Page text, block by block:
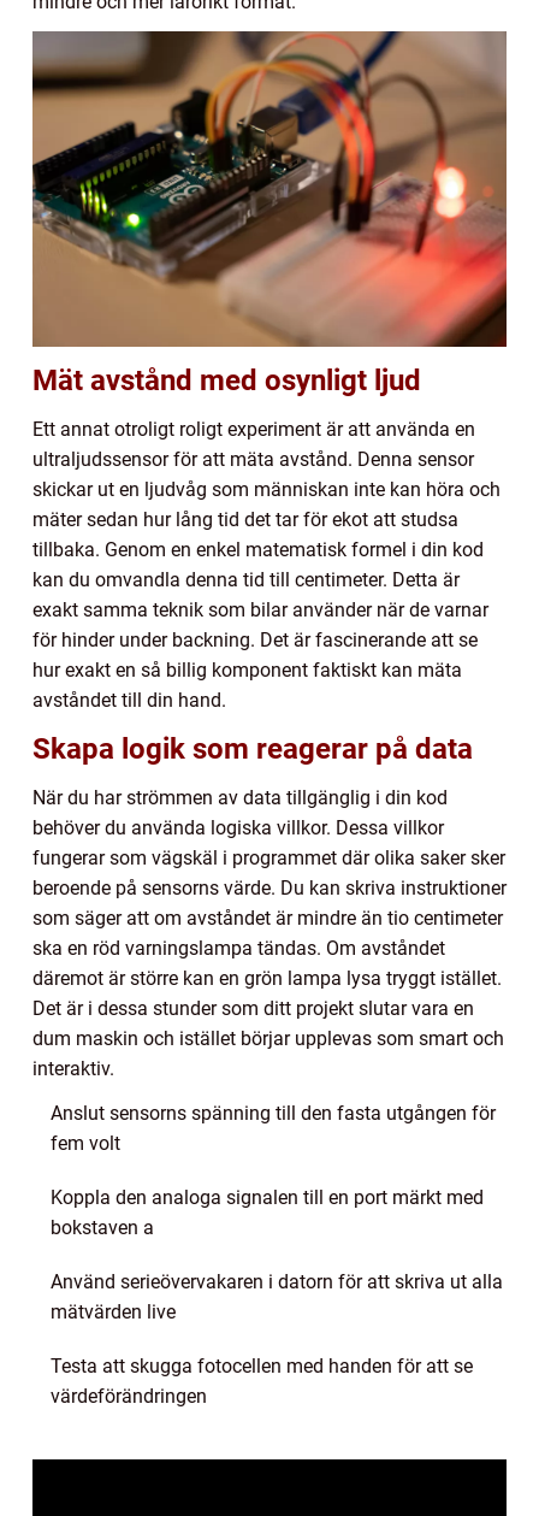
Mät avstånd med osynligt ljud
Ett annat otroligt roligt experiment är att använda en
ultraljudssensor för att mäta avstånd. Denna sensor
skickar ut en ljudvåg som människan inte kan höra och
mäter sedan hur lång tid det tar för ekot att studsa
tillbaka. Genom en enkel matematisk formel i din kod
kan du omvandla denna tid till centimeter. Detta är
exakt samma teknik som bilar använder när de varnar
för hinder under backning. Det är fascinerande att se
hur exakt en så billig komponent faktiskt kan mäta
avståndet till din hand.
Skapa logik som reagerar på data
När du har strömmen av data tillgänglig i din kod
behöver du använda logiska villkor. Dessa villkor
fungerar som vägskäl i programmet där olika saker sker
beroende på sensorns värde. Du kan skriva instruktioner
som säger att om avståndet är mindre än tio centimeter
ska en röd varningslampa tändas. Om avståndet
däremot är större kan en grön lampa lysa tryggt istället.
Det är i dessa stunder som ditt projekt slutar vara en
dum maskin och istället börjar upplevas som smart och
interaktiv.
Anslut sensorns spänning till den fasta utgången för
fem volt
Koppla den analoga signalen till en port märkt med
bokstaven a
Använd serieövervakaren i datorn för att skriva ut alla
mätvärden live
Testa att skugga fotocellen med handen för att se
värdeförändringen